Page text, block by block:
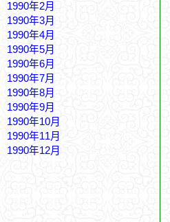
1990年2月
1990年3月
1990年4月
1990年5月
1990年6月
1990年7月
1990年8月
1990年9月
1990年10月
1990年11月
1990年12月